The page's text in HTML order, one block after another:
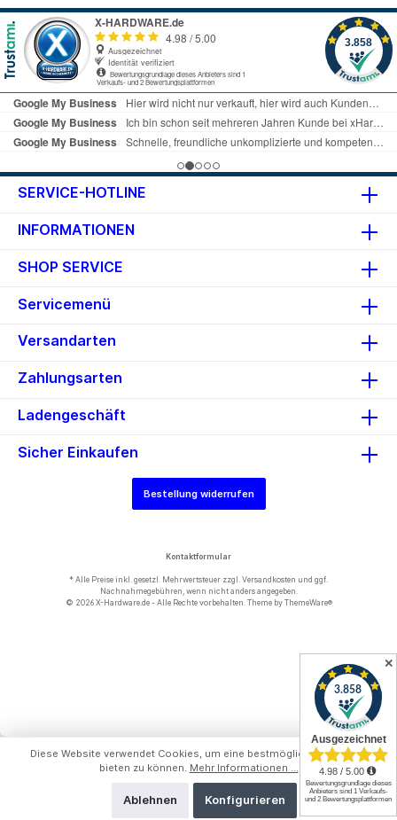
SERVICE-HOTLINE
INFORMATIONEN
SHOP SERVICE
Servicemenü
Versandarten
Zahlungsarten
Ladengeschäft
Sicher Einkaufen
Bestellung widerrufen
Kontaktformular
* Alle Preise inkl. gesetzl. Mehrwertsteuer zzgl. Versandkosten und ggf.
Nachnahmegebühren, wenn nicht anders angegeben.
© 2026 X-Hardware.de - Alle Rechte vorbehalten. Theme byThemeWare®
Diese Website verwendet Cookies, um eine bestmögliche Erfahrung
bieten zu können. Mehr Informationen ...
Ablehnen Konfigurieren
✕